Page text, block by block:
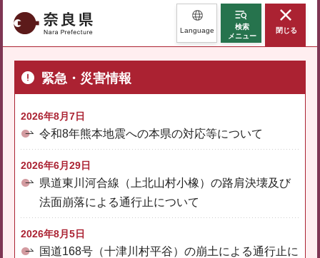
奈良県 Language
検索
メニュー
閉じる
緊急・災害情報
2026年8月7日
令和8年熊本地震への本県の対応等について
2026年6月29日
県道東川河合線（上北山村小橡）の路肩決壊及び
法面崩落による通行止について
2026年8月5日
国道168号（十津川村平谷）の崩土による通行止に